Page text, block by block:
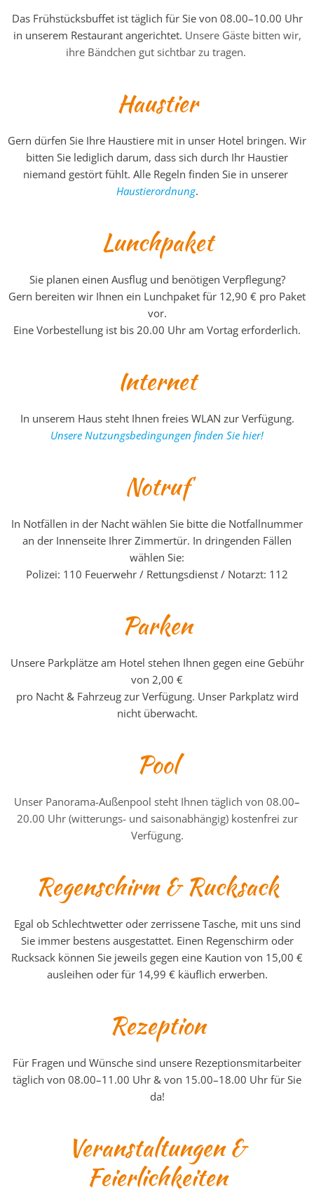
Das Frühstücksbuffet ist täglich für Sie von 08.00–10.00 Uhr
in unserem Restaurant angerichtet. Unsere Gäste bitten wir,
ihre Bändchen gut sichtbar zu tragen.
Haustier
Gern dürfen Sie Ihre Haustiere mit in unser Hotel bringen. Wir
bitten Sie lediglich darum, dass sich durch Ihr Haustier
niemand gestört fühlt. Alle Regeln finden Sie in unserer
Haustierordnung.
Lunchpaket
Sie planen einen Ausflug und benötigen Verpflegung?
Gern bereiten wir Ihnen ein Lunchpaket für 12,90 € pro Paket
vor.
Eine Vorbestellung ist bis 20.00 Uhr am Vortag erforderlich.
Internet
In unserem Haus steht Ihnen freies WLAN zur Verfügung.
Unsere Nutzungsbedingungen finden Sie hier!
Notruf
In Notfällen in der Nacht wählen Sie bitte die Notfallnummer
an der Innenseite Ihrer Zimmertür. In dringenden Fällen
wählen Sie:
Polizei: 110 Feuerwehr / Rettungsdienst / Notarzt: 112
Parken
Unsere Parkplätze am Hotel stehen Ihnen gegen eine Gebühr
von 2,00 €
pro Nacht & Fahrzeug zur Verfügung. Unser Parkplatz wird
nicht überwacht.
Pool
Unser Panorama-Außenpool steht Ihnen täglich von 08.00–
20.00 Uhr (witterungs- und saisonabhängig) kostenfrei zur
Verfügung.
Regenschirm & Rucksack
Egal ob Schlechtwetter oder zerrissene Tasche, mit uns sind
Sie immer bestens ausgestattet. Einen Regenschirm oder
Rucksack können Sie jeweils gegen eine Kaution von 15,00 €
ausleihen oder für 14,99 € käuflich erwerben.
Rezeption
Für Fragen und Wünsche sind unsere Rezeptionsmitarbeiter
täglich von 08.00–11.00 Uhr & von 15.00–18.00 Uhr für Sie
da!
Veranstaltungen &
Feierlichkeiten